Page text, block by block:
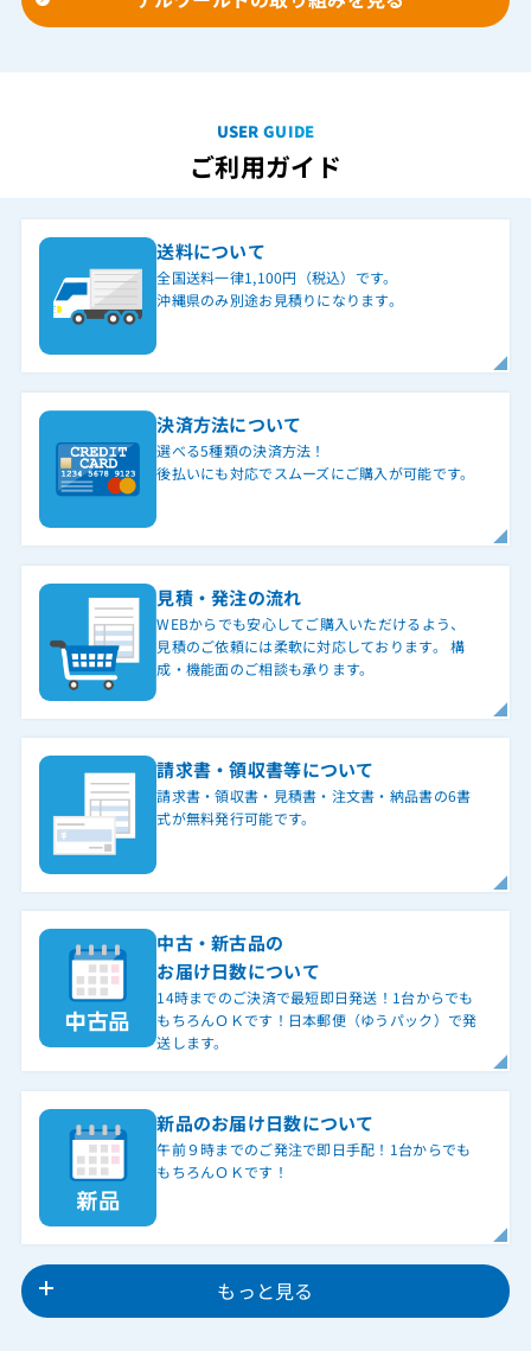
USER GUIDE
ご利用ガイド
送料について
全国送料一律1,100円（税込）です。
沖縄県のみ別途お見積りになります。
決済方法について
選べる5種類の決済方法！
後払いにも対応でスムーズにご購入が可能です。
見積・発注の流れ
WEBからでも安心してご購入いただけるよう、
見積のご依頼には柔軟に対応しております。 構
成・機能面のご相談も承ります。
請求書・領収書等について
請求書・領収書・見積書・注文書・納品書の6書
式が無料発行可能です。
中古・新古品の
お届け日数について
14時までのご決済で最短即日発送！1台からでも
もちろんＯＫです！日本郵便（ゆうパック）で発
送します。
新品のお届け日数について
午前９時までのご発注で即日手配！1台からでも
もちろんＯＫです！
もっと見る